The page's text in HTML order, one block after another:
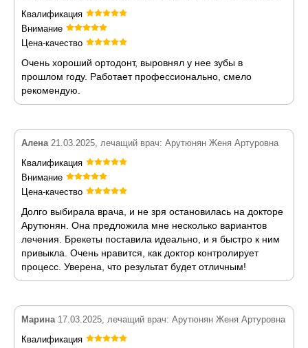
Квалификация
Внимание
Цена-качество
Очень хороший ортодонт, выровнял у нее зубы в
прошлом году. Работает профессионально, смело
рекомендую.
Алена21.03.2025, лечащий врач: Арутюнян Женя Артуровна
Квалификация
Внимание
Цена-качество
Долго выбирала врача, и не зря остановилась на докторе
Арутюнян. Она предложила мне несколько вариантов
лечения. Брекеты поставила идеально, и я быстро к ним
привыкла. Очень нравится, как доктор контролирует
процесс. Уверена, что результат будет отличным!
Марина17.03.2025, лечащий врач: Арутюнян Женя Артуровна
Квалификация